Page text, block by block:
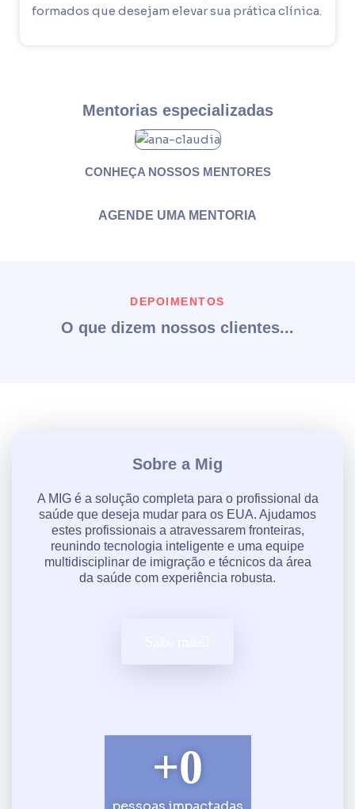
formados que desejam elevar sua prática clínica.
Mentorias especializadas
CONHEÇA NOSSOS MENTORES
AGENDE UMA MENTORIA
DEPOIMENTOS
O que dizem nossos clientes...
Sobre a Mig
A MIG é a solução completa para o profissional da
saúde que deseja mudar para os EUA. Ajudamos
estes profissionais a atravessarem fronteiras,
reunindo tecnologia inteligente e uma equipe
multidisciplinar de imigração e técnicos da área
da saúde com experiência robusta.
+0